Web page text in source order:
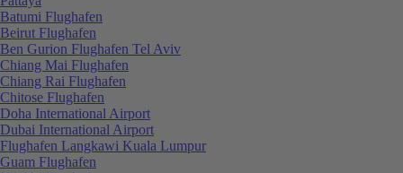
Batumi Flughafen
Beirut Flughafen
Ben Gurion Flughafen Tel Aviv
Chiang Mai Flughafen
Chiang Rai Flughafen
Chitose Flughafen
Doha International Airport
Dubai International Airport
Flughafen Langkawi Kuala Lumpur
Guam Flughafen